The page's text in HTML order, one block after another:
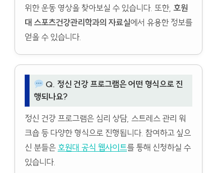
위한 운동 영상을 찾아보실 수 있습니다. 또한, 호원
대 스포츠건강관리학과의 자료실에서 유용한 정보를
얻을 수 있습니다.
Q. 정신 건강 프로그램은 어떤 형식으로 진
행되나요?
정신 건강 프로그램은 심리 상담, 스트레스 관리 워
크숍 등 다양한 형식으로 진행됩니다. 참여하고 싶으
신 분들은호원대 공식 웹사이트를 통해 신청하실 수
있습니다.